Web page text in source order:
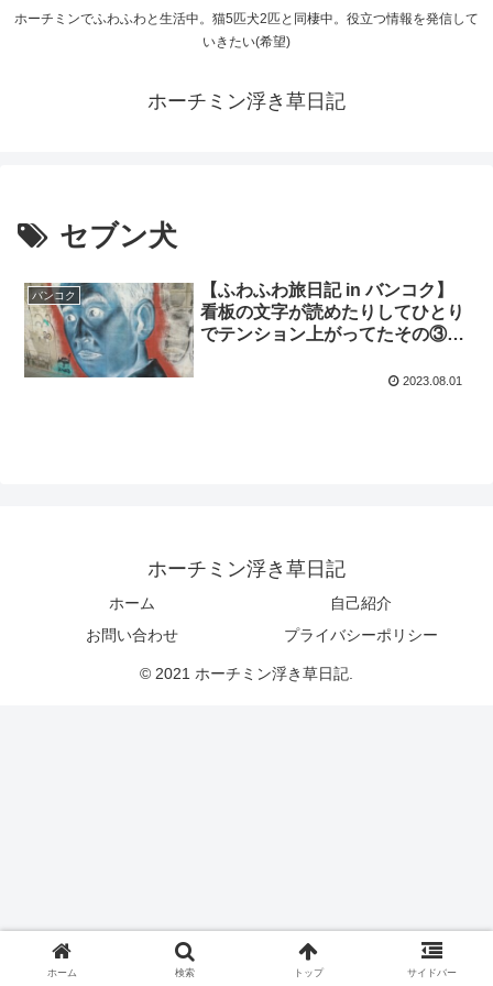
ホーチミンでふわふわと生活中。猫5匹犬2匹と同棲中。役立つ情報を発信して
いきたい(希望)
ホーチミン浮き草日記
セブン犬
バンコク
【ふわふわ旅日記 in バンコク】
看板の文字が読めたりしてひとり
でテンション上がってたその③～
2023.08.01
ホーチミン浮き草日記
ホーム
自己紹介
お問い合わせ
プライバシーポリシー
© 2021 ホーチミン浮き草日記.
ホーム 検索 トップ サイドバー